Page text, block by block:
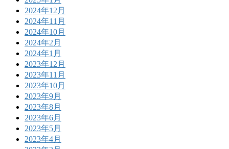
2024年12月
2024年11月
2024年10月
2024年2月
2024年1月
2023年12月
2023年11月
2023年10月
2023年9月
2023年8月
2023年6月
2023年5月
2023年4月